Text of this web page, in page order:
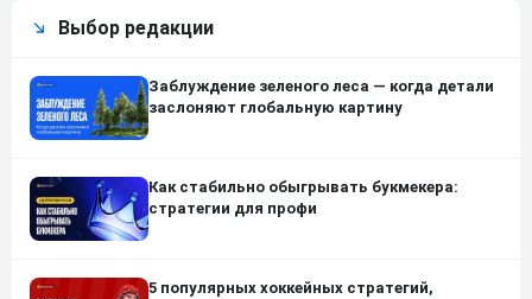
Выбор редакции
Заблуждение зеленого леса — когда детали
заслоняют глобальную картину
Как стабильно обыгрывать букмекера:
стратегии для профи
5 популярных хоккейных стратегий,